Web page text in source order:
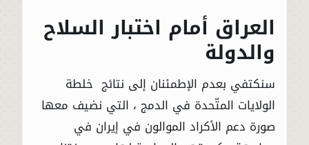
العراق أمام اختبار السلاح
والدولة
سنكتفي بعدم الإطمئنان إلى نتائج خلطة
الولايات المتّحدة في الدمج ، التي نضيف معها
صورة دعم الأكراد الموالون في إيران في